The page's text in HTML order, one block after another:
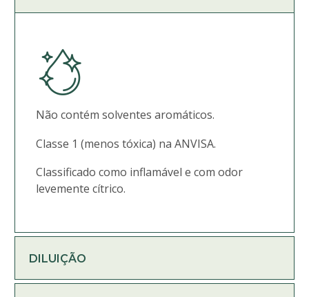
Não contém solventes aromáticos.
Classe 1 (menos tóxica) na ANVISA.
Classificado como inflamável e com odor
levemente cítrico.
DILUIÇÃO